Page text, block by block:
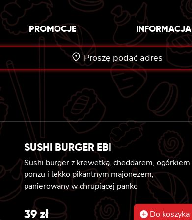
PROMOCJE INFORMACJA
Proszę podać adres
SUSHI BURGER EBI
Sushi burger z krewetką, cheddarem, ogórkiem
ponzu i lekko pikantnym majonezem,
panierowany w chrupiącej panko
39zł Do koszyka